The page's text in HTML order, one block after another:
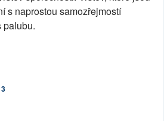
s naprostou samozřejmostí
palubu.